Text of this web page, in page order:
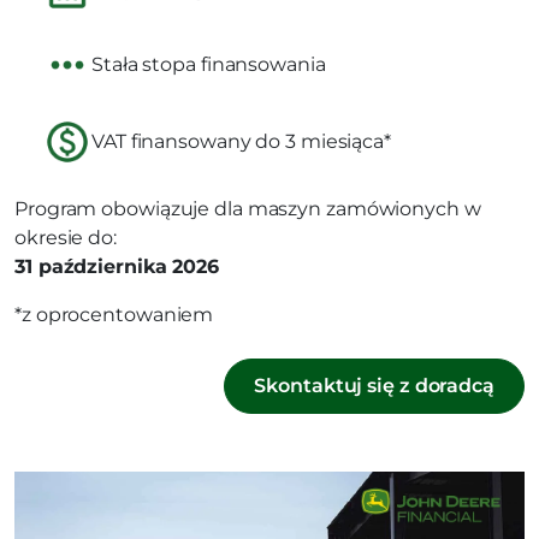
Stała stopa finansowania
VAT finansowany do 3 miesiąca*
Program obowiązuje dla maszyn zamówionych w
okresie do:
31 października 2026
*z oprocentowaniem
Skontaktuj się z doradcą